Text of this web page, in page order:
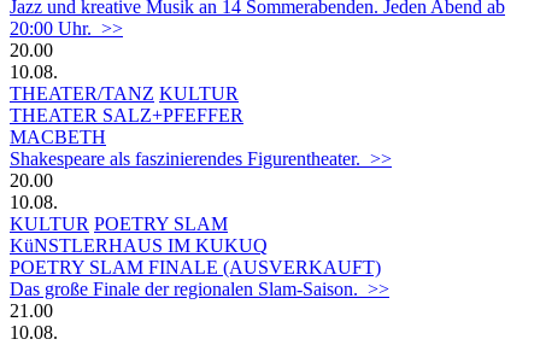
Jazz und kreative Musik an 14 Sommerabenden. Jeden Abend ab
20:00 Uhr. >>
20.00
10.08.
THEATER/TANZ KULTUR
THEATER SALZ+PFEFFER
MACBETH
Shakespeare als faszinierendes Figurentheater. >>
20.00
10.08.
KULTUR POETRY SLAM
KüNSTLERHAUS IM KUKUQ
POETRY SLAM FINALE (AUSVERKAUFT)
Das große Finale der regionalen Slam-Saison. >>
21.00
10.08.